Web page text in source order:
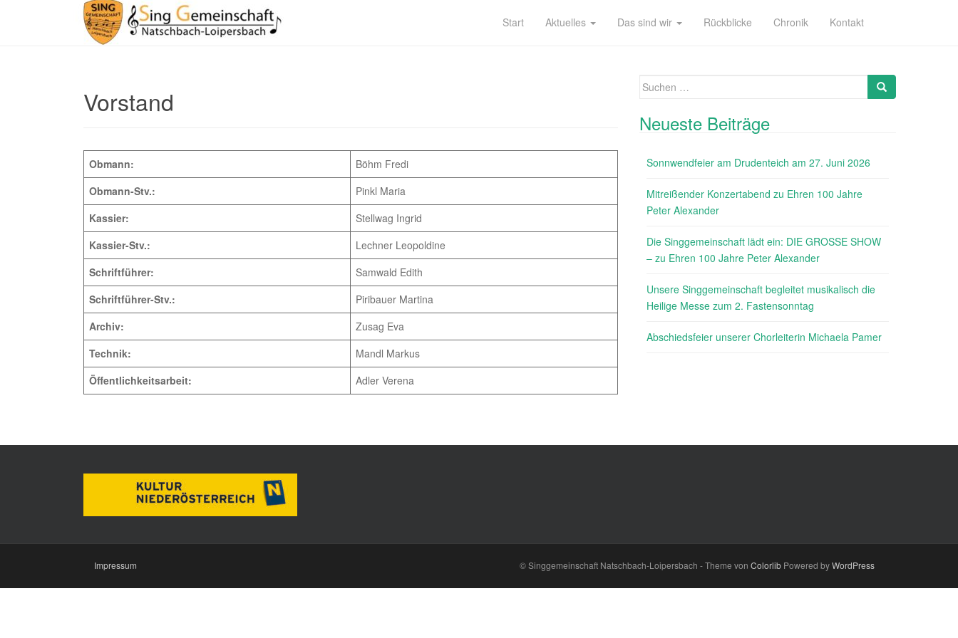
Start Aktuelles Das sind wir Rückblicke Chronik Kontakt
Vorstand
Obmann:
Böhm Fredi
Obmann-Stv.:
Pinkl Maria
Kassier:
Stellwag Ingrid
Kassier-Stv.:
Lechner Leopoldine
Schriftführer:
Samwald Edith
Schriftführer-Stv.:
Piribauer Martina
Archiv:
Zusag Eva
Technik:
Mandl Markus
Öffentlichkeitsarbeit:
Adler Verena
Suche
Neueste Beiträge
Sonnwendfeier am Drudenteich am 27. Juni 2026
Mitreißender Konzertabend zu Ehren 100 Jahre
Peter Alexander
Die Singgemeinschaft lädt ein: DIE GROSSE SHOW
– zu Ehren 100 Jahre Peter Alexander
Unsere Singgemeinschaft begleitet musikalisch die
Heilige Messe zum 2. Fastensonntag
Abschiedsfeier unserer Chorleiterin Michaela Pamer
Impressum © Singgemeinschaft Natschbach-Loipersbach - Theme von Colorlib Powered byWordPress